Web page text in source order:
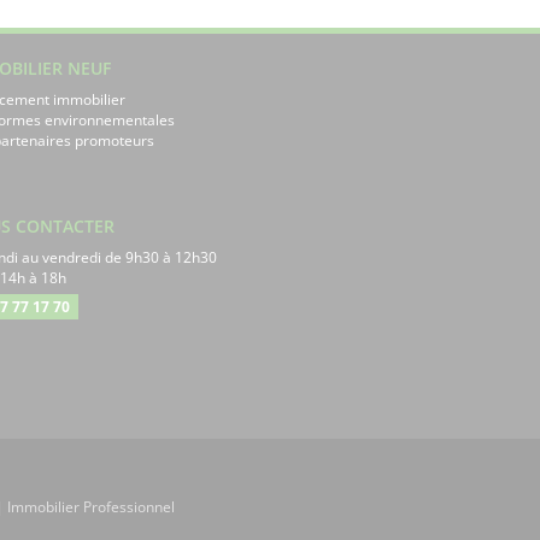
NEUF
immobilier
environnementales
promoteurs
CONTACTER
au vendredi de 9h30 à 12h30
à 18h
77 17 70
Immobilier Professionnel